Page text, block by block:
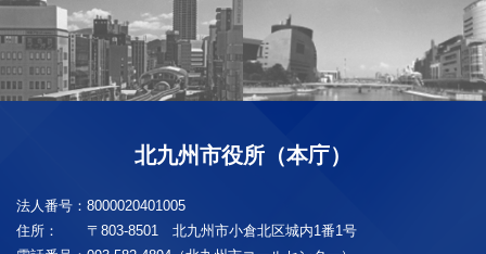
北九州市役所（本庁）
法人番号： 8000020401005
住所：
〒803-8501 北九州市小倉北区城内1番1号